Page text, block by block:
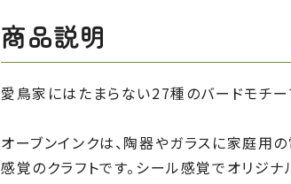
商品説明
愛鳥家にはたまらない27種のバードモチー
オーブンインクは、陶器やガラスに家庭用
感覚のクラフトです。シール感覚でオリジ